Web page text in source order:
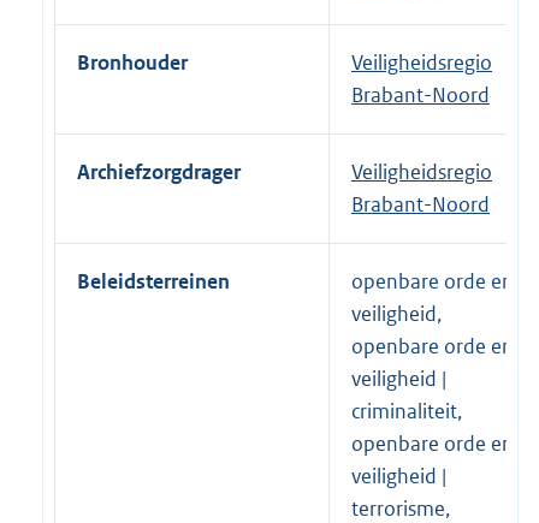
Bronhouder
Veiligheidsregio
Brabant-Noord
Archiefzorgdrager
Veiligheidsregio
Brabant-Noord
Beleidsterreinen
openbare orde en
veiligheid,
openbare orde en
veiligheid |
criminaliteit,
openbare orde en
veiligheid |
terrorisme,